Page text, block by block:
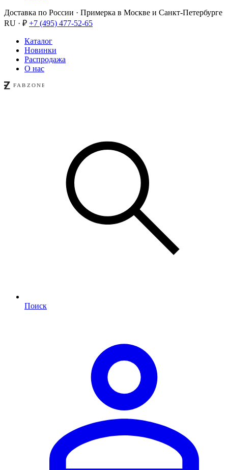
Доставка по России · Примерка в Москве и Санкт-Петербурге
RU · ₽ +7 (495) 477-52-65
Каталог
Новинки
Распродажа
О нас
Поиск